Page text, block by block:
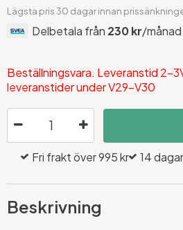
Lägsta pris 30 dagar innan
Delbetala från 230 kr/månad
Beställningsvara. Leveranstid 2-
leveranstider under V29-V30
Fri frakt över 995 kr 14
Beskrivning